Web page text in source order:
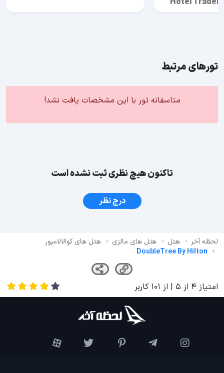
تورهای مرتبط
متاسفانه تور با این مشخصات یافت نشد!
تاکنون هیچ نظری ثبت نشده است
درج نظر
لحظه آخر هتل هتل های مالزی
هتل های کوالالامپور
DoubleTree By Hilton
امتیاز 4 از 5 | از 101 کاربر